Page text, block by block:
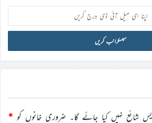
شائع نہیں کیا جائے گا۔ ضروری خانوں کو *